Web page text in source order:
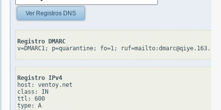
Ver Registros DNS
Registro DMARC
v=DMARC1; p=quarantine; fo=1;
Registro IPv4
host: ventoy.net
class: IN
ttl: 600
type: A